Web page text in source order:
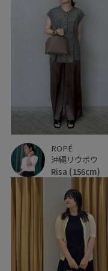
ROPÉ
沖縄リウボウ
Risa (156cm)